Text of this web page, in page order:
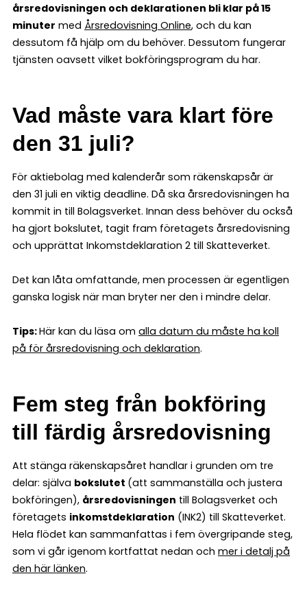
årsredovisningen och deklarationen bli klar på 15
minuter med Årsredovisning Online, och du kan
dessutom få hjälp om du behöver. Dessutom fungerar
tjänsten oavsett vilket bokföringsprogram du har.
Vad måste vara klart före
den 31 juli?
För aktiebolag med kalenderår som räkenskapsår är
den 31 juli en viktig deadline. Då ska årsredovisningen ha
kommit in till Bolagsverket. Innan dess behöver du också
ha gjort bokslutet, tagit fram företagets årsredovisning
och upprättat Inkomstdeklaration 2 till Skatteverket.
Det kan låta omfattande, men processen är egentligen
ganska logisk när man bryter ner den i mindre delar.
Tips:Här kan du läsa om alla datum du måste ha koll
på för årsredovisning och deklaration.
Fem steg från bokföring
till färdig årsredovisning
Att stänga räkenskapsåret handlar i grunden om tre
delar: själva bokslutet (att sammanställa och justera
bokföringen), årsredovisningen till Bolagsverket och
företagets inkomstdeklaration (INK2) till Skatteverket.
Hela flödet kan sammanfattas i fem övergripande steg,
som vi går igenom kortfattat nedan och mer i detalj på
den här länken.